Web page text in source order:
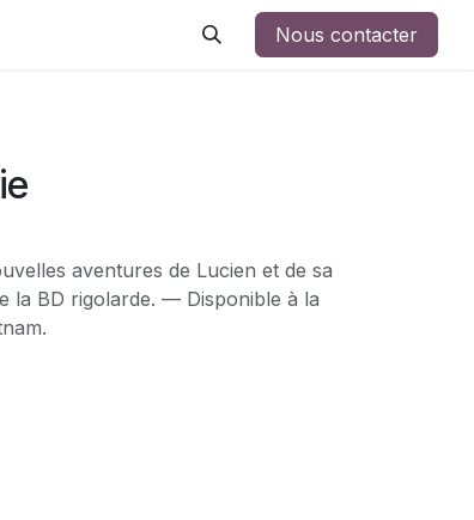
Nous contacter
aventures de Lucien et de sa
la BD rigolarde. — Disponible à la